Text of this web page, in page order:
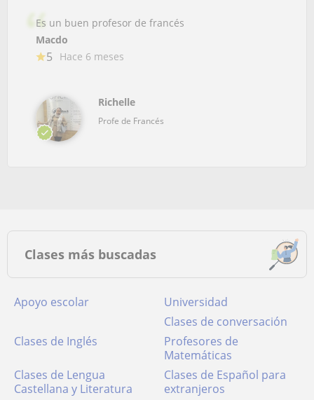
Es un buen profesor de francés
Macdo
5 Hace 6 meses
Richelle
Profe de Francés
Clases más buscadas
Apoyo escolar
Universidad
Clases de conversación
Clases de Inglés
Profesores de
Matemáticas
Clases de Lengua
Castellana y Literatura
Clases de Español para
extranjeros